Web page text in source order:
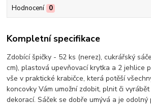
Hodnocení 0
Kompletní specifikace
Zdobící špičky - 52 ks (nerez), cukrářský
cm), plastová upevňovací krytka a 2 jehlice
vše v praktické krabičce, která potěší
koncovky Vám umožní zdobit, plnit či
dekorací. Sáček se dobře umývá a je odolný